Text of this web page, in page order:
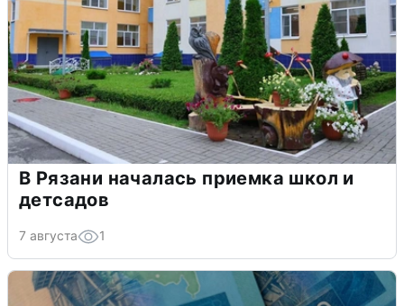
В Рязани началась приемка школ и
детсадов
7 августа 1